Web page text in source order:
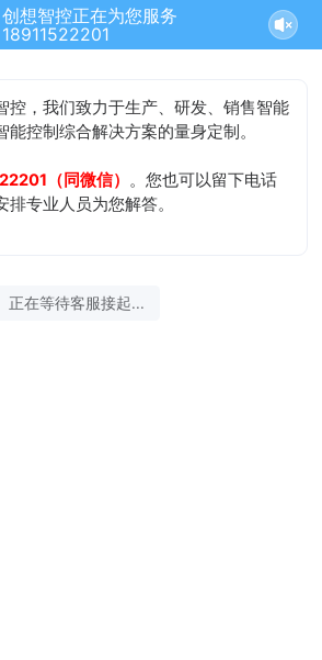
创想智控正在为您服务
18911522201
控，我们致力于生产、研发、销售智能
控制综合解决方案的量身定制。
（同微信） 。您也可以留下电话
专业人员为您解答。
正在等待客服接起...